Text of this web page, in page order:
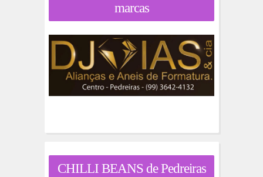
marcas
CHILLI BEANS de Pedreiras